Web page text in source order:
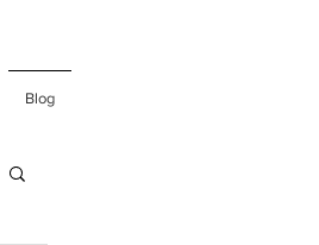
Blog